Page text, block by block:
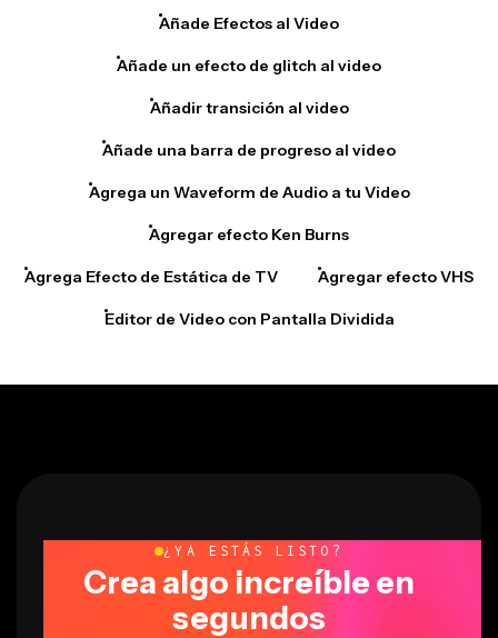
Añade Efectos al Video
Añade un efecto de glitch al video
Añadir transición al video
Añade una barra de progreso al video
Agrega un Waveform de Audio a tu Video
Agregar efecto Ken Burns
Agrega Efecto de Estática de TV Agregar efecto VHS
Editor de Video con Pantalla Dividida
¿YA ESTÁS LISTO?
Crea algo increíble en
segundos